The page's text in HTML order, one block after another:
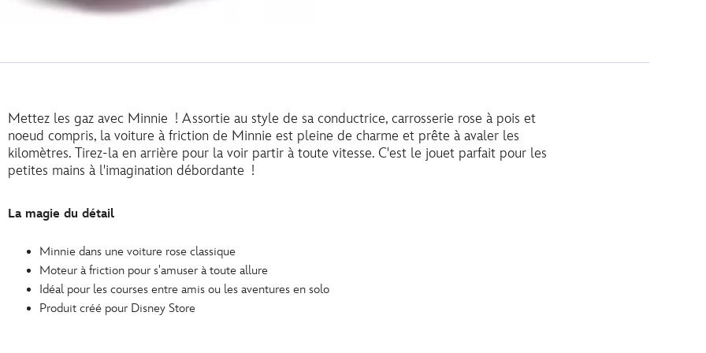
Mettez les gaz avec Minnie ! Assortie au style de sa conductrice, carrosserie rose à pois et
noeud compris, la voiture à friction de Minnie est pleine de charme et prête à avaler les
kilomètres. Tirez-la en arrière pour la voir partir à toute vitesse. C'est le jouet parfait pour les
petites mains à l'imagination débordante !
La magie du détail
Minnie dans une voiture rose classique
Moteur à friction pour s'amuser à toute allure
Idéal pour les courses entre amis ou les aventures en solo
Produit créé pour Disney Store